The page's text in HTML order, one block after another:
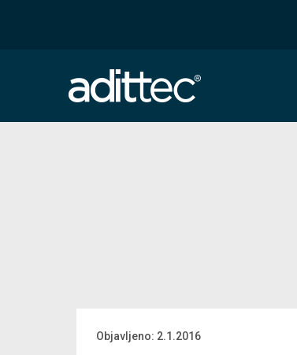
Objavljeno: 2.1.2016